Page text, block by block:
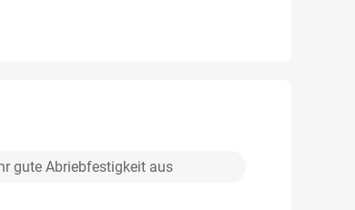
gute Abriebfestigkeit aus